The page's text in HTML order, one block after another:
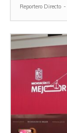
Reportero Directo -